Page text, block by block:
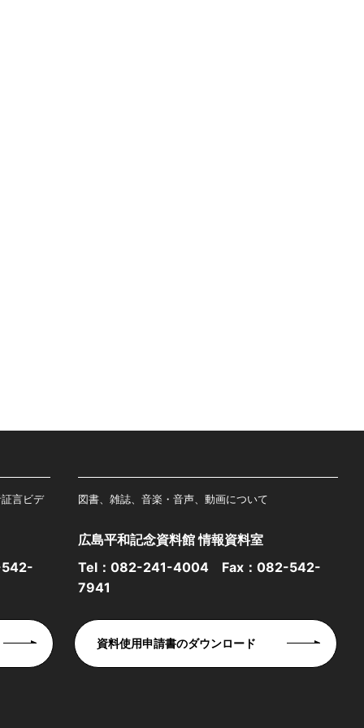
言ビデ 図書、雑誌、音楽・音声、動画について
広島平和記念資料館 情報資料室
Tel： 082-241-4004 Fax：082-542-
7941
資料使用申請書のダウンロード